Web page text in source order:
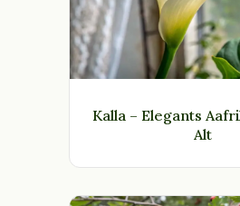
Kalla – Elegants
Alt